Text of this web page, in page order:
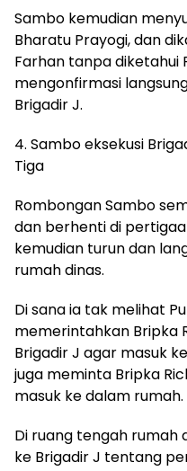
Sambo kemudian
Bharatu Prayogi, dan
Farhan tanpa diketahui
mengonfirmasi
Brigadir J.
4. Sambo eksekusi
Tiga
Rombongan Sambo
dan berhenti di
kemudian turun dan
rumah dinas.
Di sana ia tak melihat
memerintahkan Bripka
Brigadir J agar masuk
juga meminta Bripka
masuk ke dalam rumah.
Di ruang tengah rumah
ke Brigadir J tentang